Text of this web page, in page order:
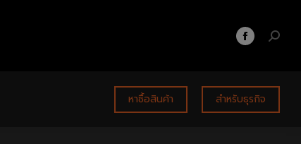
หาซื้อสินค้า สำหรับธุรกิจ